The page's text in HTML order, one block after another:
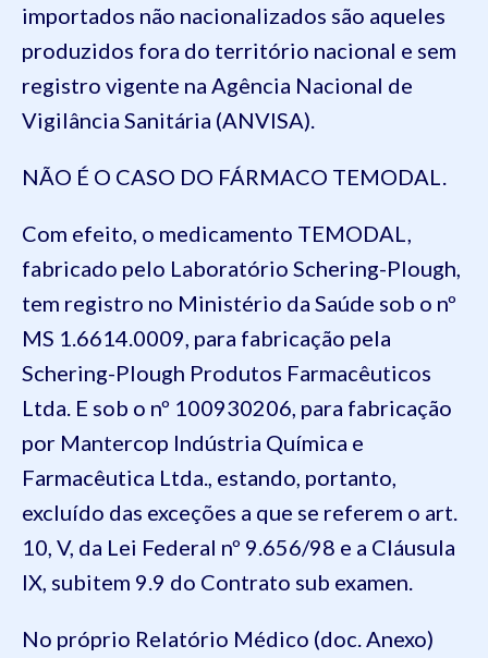
importados não nacionalizados são aqueles
produzidos fora do território nacional e sem
registro vigente na Agência Nacional de
Vigilância Sanitária (ANVISA).
NÃO É O CASO DO FÁRMACO TEMODAL.
Com efeito, o medicamento TEMODAL,
fabricado pelo Laboratório Schering-Plough,
tem registro no Ministério da Saúde sob o nº
MS 1.6614.0009, para fabricação pela
Schering-Plough Produtos Farmacêuticos
Ltda. E sob o nº 100930206, para fabricação
por Mantercop Indústria Química e
Farmacêutica Ltda., estando, portanto,
excluído das exceções a que se referem o art.
10, V, da Lei Federal nº 9.656/98 e a Cláusula
IX, subitem 9.9 do Contrato sub examen.
No próprio Relatório Médico (doc. Anexo)